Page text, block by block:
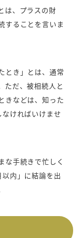
は、プラスの財
することを言いま
とき」とは、通常
ただ、被相続人と
きなどは、知った
ければいけませ
な手続きで忙しく
内」に結論を出